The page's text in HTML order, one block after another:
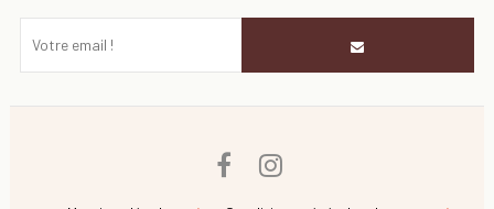
Facebook